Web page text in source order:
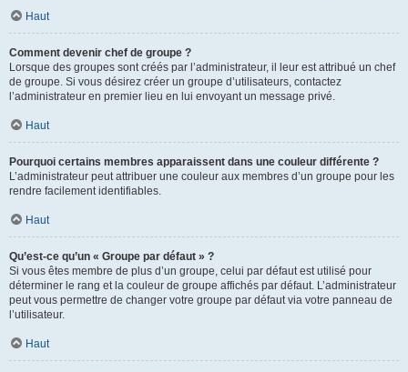
Haut
Comment devenir chef de groupe ?
Lorsque des groupes sont créés par l’administrateur, il leur est attribué un chef
de groupe. Si vous désirez créer un groupe d’utilisateurs, contactez
l’administrateur en premier lieu en lui envoyant un message privé.
Haut
Pourquoi certains membres apparaissent dans une couleur différente ?
L’administrateur peut attribuer une couleur aux membres d’un groupe pour les
rendre facilement identifiables.
Haut
Qu’est-ce qu’un « Groupe par défaut » ?
Si vous êtes membre de plus d’un groupe, celui par défaut est utilisé pour
déterminer le rang et la couleur de groupe affichés par défaut. L’administrateur
peut vous permettre de changer votre groupe par défaut via votre panneau de
l’utilisateur.
Haut